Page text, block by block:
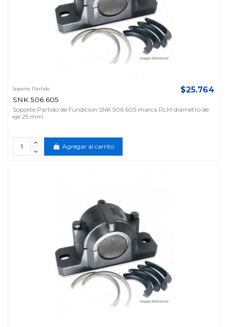
Soporte Partido
SNK 506 605
$25.764
Soporte Partido de Fundicion SNK 506 605 marca RLM diámetro de
eje 25 mm
Agregar al carrito